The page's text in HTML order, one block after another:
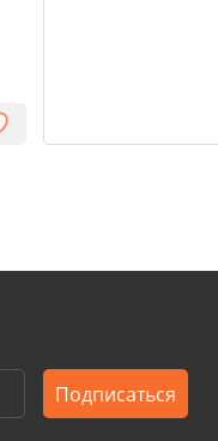
Подписаться